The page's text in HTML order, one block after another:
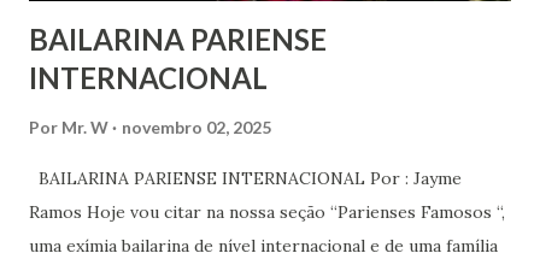
BAILARINA PARIENSE
INTERNACIONAL
Por Mr. W novembro 02, 2025
BAILARINA PARIENSE INTERNACIONAL Por : Jayme
Ramos Hoje vou citar na nossa seção “Parienses Famosos “,
uma exímia bailarina de nível internacional e de uma família